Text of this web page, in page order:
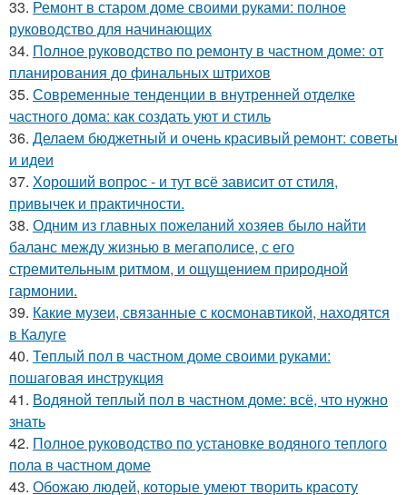
33. Ремонт в старом доме своими руками: полное
руководство для начинающих
34. Полное руководство по ремонту в частном доме: от
планирования до финальных штрихов
35. Современные тенденции в внутренней отделке
частного дома: как создать уют и стиль
36. Делаем бюджетный и очень красивый ремонт: советы
и идеи
37. Хороший вопрос - и тут всё зависит от стиля,
привычек и практичности.
38. Одним из главных пожеланий хозяев было найти
баланс между жизнью в мегаполисе, с его
стремительным ритмом, и ощущением природной
гармонии.
39. Какие музеи, связанные с космонавтикой, находятся
в Калуге
40. Теплый пол в частном доме своими руками:
пошаговая инструкция
41. Водяной теплый пол в частном доме: всё, что нужно
знать
42. Полное руководство по установке водяного теплого
пола в частном доме
43. Обожаю людей, которые умеют творить красоту